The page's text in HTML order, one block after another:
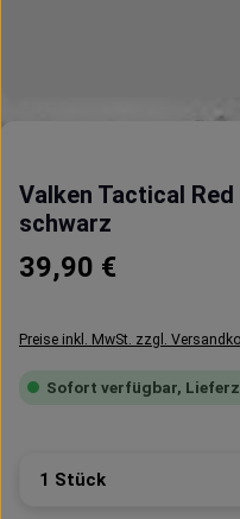
Valken Tactical
schwarz
Regulärer Preis:
39,90 €
Preise inkl. MwSt. zzgl.
Sofort verfügbar,
Produkt Anzahl: Gib